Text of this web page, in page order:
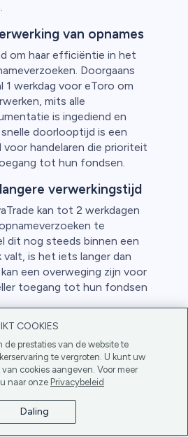
van opnames
om haar efficiëntie in het
Doorgaans
1 werkdag voor eToro om
mits alle
is ingediend en
doorlooptijd is een
voor handelaren die prioriteit
tot hun fondsen.
verwerkingstijd
kan tot 2 werkdagen
te
dit nog steeds binnen een
is het iets langer dan
een overweging zijn voor
toegang tot hun fondsen
begrijpen
te weten dat de
verwijst naar de periode
heeft om uw verzoek tot
als de tijd die het duurt
uw bankrekening of bij de
COOKIES
de prestaties van de website te
te vergroten. U kunt uw
cookies aangeven. Voor meer
naar onze Privacybeleid
Daling